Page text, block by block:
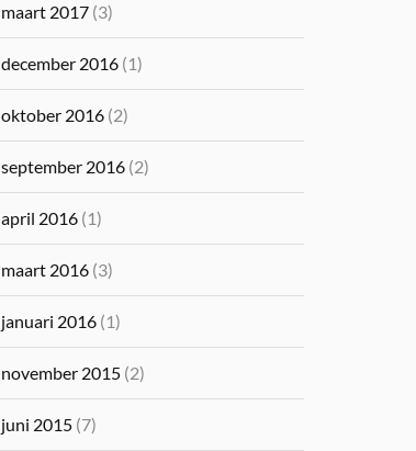
maart 2017 (3)
december 2016 (1)
oktober 2016 (2)
september 2016 (2)
april 2016 (1)
maart 2016 (3)
januari 2016 (1)
november 2015 (2)
juni 2015 (7)